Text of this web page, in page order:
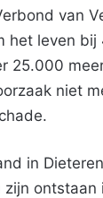
van
het leven bij
25.000
niet
in
ontstaan